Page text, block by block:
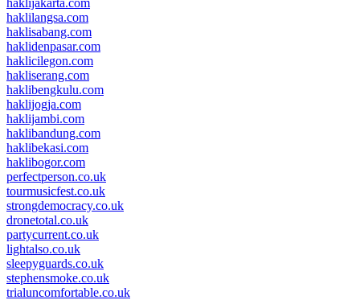
haklijakarta.com
haklilangsa.com
haklisabang.com
haklidenpasar.com
haklicilegon.com
hakliserang.com
haklibengkulu.com
haklijogja.com
haklijambi.com
haklibandung.com
haklibekasi.com
haklibogor.com
perfectperson.co.uk
tourmusicfest.co.uk
strongdemocracy.co.uk
dronetotal.co.uk
partycurrent.co.uk
lightalso.co.uk
sleepyguards.co.uk
stephensmoke.co.uk
trialuncomfortable.co.uk